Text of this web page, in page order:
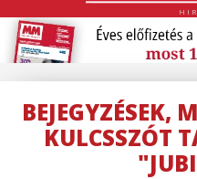
BEJEGYZÉSEK,
KULCSSZÓT